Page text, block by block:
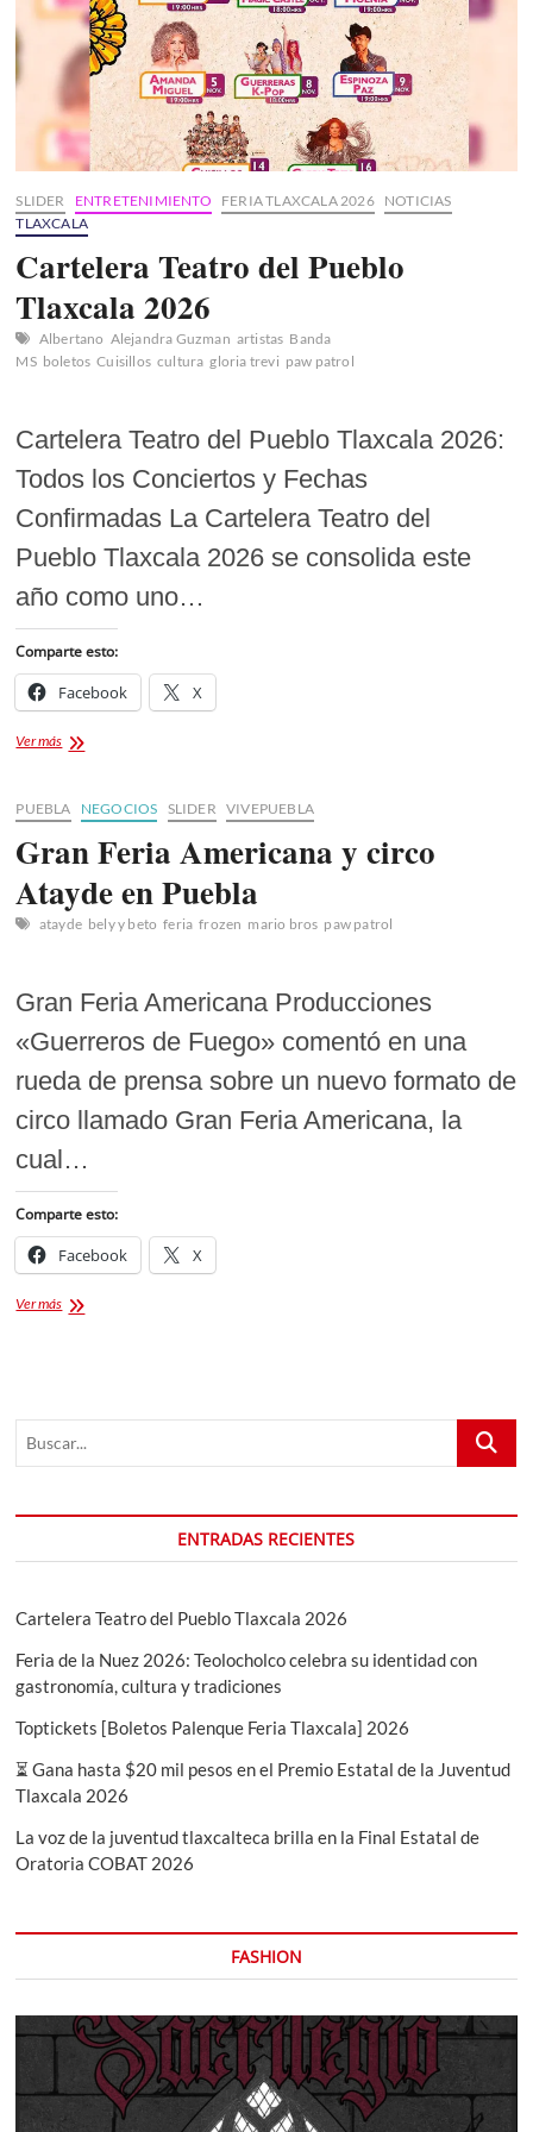
SLIDER ENTRETENIMIENTO FERIA TLAXCALA 2026
NOTICIAS
TLAXCALA
Cartelera Teatro del Pueblo
Tlaxcala 2026
Albertano Alejandra Guzman artistas Banda
MS boletos Cuisillos cultura gloria trevi paw patrol
Cartelera Teatro del Pueblo Tlaxcala 2026:
Todos los Conciertos y Fechas
Confirmadas La Cartelera Teatro del
Pueblo Tlaxcala 2026 se consolida este
año como uno…
Comparte esto:
Facebook X
Ver másCartelera
Pueblo
Tlaxcala
2026
PUEBLA NEGOCIOS SLIDER VIVEPUEBLA
Gran Feria Americana y circo
Atayde en Puebla
atayde bely y beto feria frozen mario bros paw patrol
Gran Feria Americana Producciones
«Guerreros de Fuego» comentó en una
rueda de prensa sobre un nuevo formato de
circo llamado Gran Feria Americana, la
cual…
Comparte esto:
Facebook X
Ver másGran
Puebla
Buscar...
ENTRADAS RECIENTES
Cartelera Teatro del Pueblo Tlaxcala 2026
Feria de la Nuez 2026: Teolocholco celebra su identidad con
gastronomía, cultura y tradiciones
Toptickets [Boletos Palenque Feria Tlaxcala] 2026
⏳ Gana hasta $20 mil pesos en el Premio Estatal de la Juventud
Tlaxcala 2026
La voz de la juventud tlaxcalteca brilla en la Final Estatal de
Oratoria COBAT 2026
FASHION